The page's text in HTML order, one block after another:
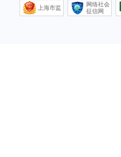
上海市监
网络社会
征信网